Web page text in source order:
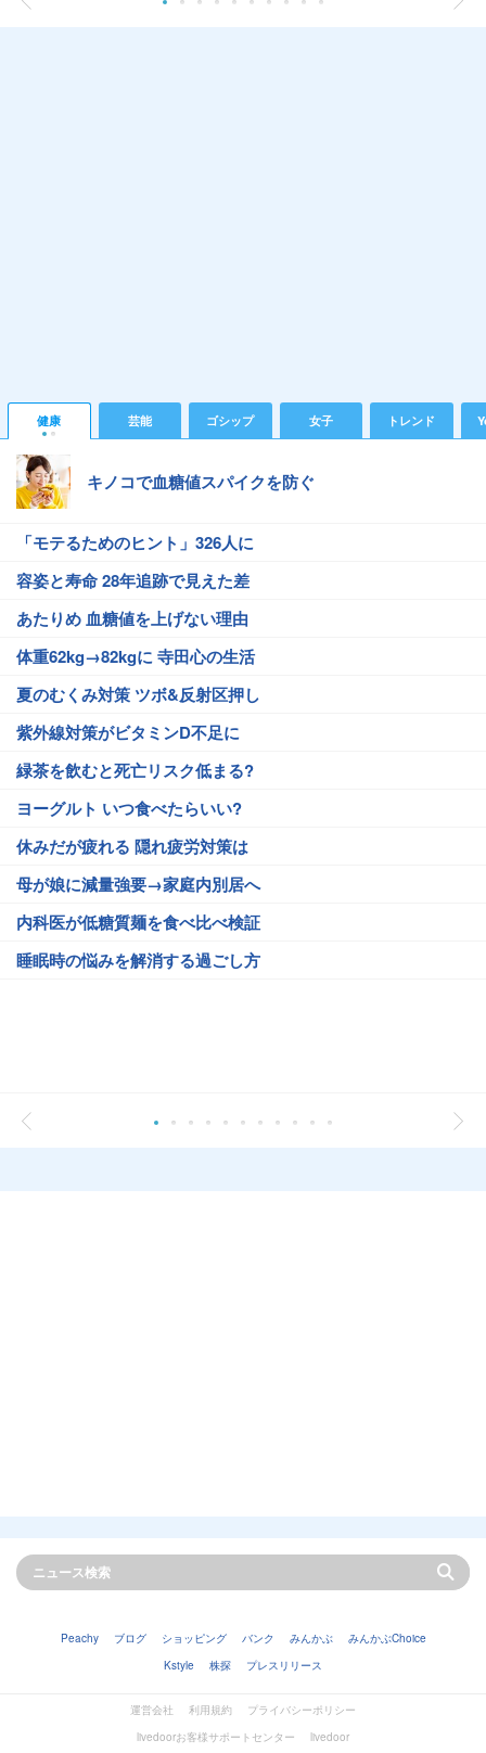
健康 芸能 ゴシップ 女子 トレンド
キノコで血糖値スパイクを防ぐ
「モテるためのヒント」326人に
容姿と寿命 28年追跡で見えた差
あたりめ 血糖値を上げない理由
体重62kg→82kgに 寺田心の生活
夏のむくみ対策 ツボ&反射区押し
紫外線対策がビタミンD不足に
緑茶を飲むと死亡リスク低まる?
ヨーグルト いつ食べたらいい?
休みだが疲れる 隠れ疲労対策は
母が娘に減量強要→家庭内別居へ
内科医が低糖質麺を食べ比べ検証
睡眠時の悩みを解消する過ごし方
Peachy ブログ ショッピング バンク みんかぶ
みんかぶChoice
Kstyle
株探 プレスリリース
運営会社 利用規約
プライバシーポリシー
livedoorお客様サポートセンター
livedoor